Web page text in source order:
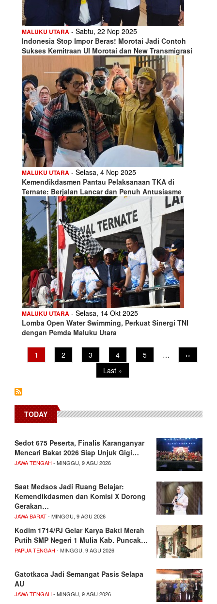
MALUKU UTARA - Sabtu, 22 Nop 2025
Indonesia Stop Impor Beras! Morotai Jadi Contoh
Sukses Kemitraan UI Morotai dan New Transmigrasi
MALUKU UTARA - Selasa, 4 Nop 2025
Kemendikdasmen Pantau Pelaksanaan TKA di
Ternate: Berjalan Lancar dan Penuh Antusiasme
MALUKU UTARA - Selasa, 14 Okt 2025
Lomba Open Water Swimming, Perkuat Sinergi TNI
dengan Pemda Maluku Utara
Pagination
Current
page
1 Page
2 Page
3 Page
4 Page
5 …
Next
page
››
Last
page
Last »
TODAY
Sedot 675 Peserta, Finalis Karanganyar
Mencari Bakat 2026 Siap Unjuk Gigi…
JAWA TENGAH - MINGGU, 9 AGU 2026
Saat Medsos Jadi Ruang Belajar:
Kemendikdasmen dan Komisi X Dorong
Gerakan…
JAWA BARAT- MINGGU, 9 AGU 2026
Kodim 1714/PJ Gelar Karya Bakti Merah
Putih SMP Negeri 1 Mulia Kab. Puncak…
PAPUA TENGAH - MINGGU, 9 AGU 2026
Gatotkaca Jadi Semangat Pasis Selapa
AU
JAWA TENGAH - MINGGU, 9 AGU 2026